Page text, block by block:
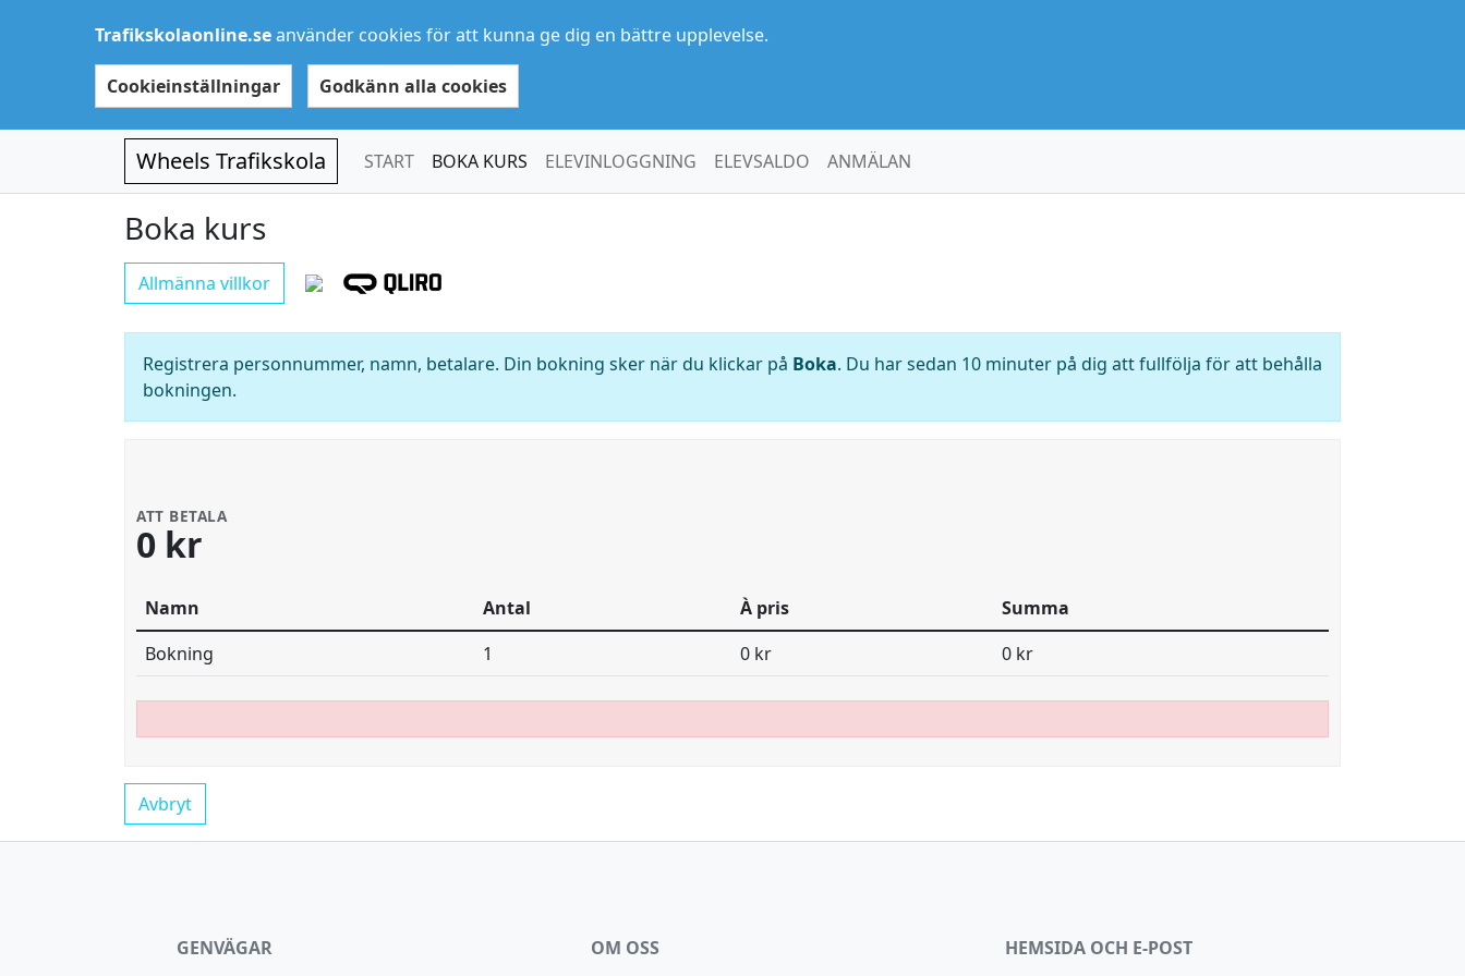
Trafikskolaonline.seanvänder cookies för att kunna ge dig en bättre upplevelse.
Cookieinställningar Godkänn alla cookies
Wheels Trafikskola START BOKA KURS ELEVINLOGGNING ELEVSALDO ANMÄLAN
Boka kurs
Allmänna villkor
Registrera personnummer, namn, betalare. Din bokning sker när du klickar på Boka. Du har sedan 10 minuter på dig att fullfölja för att behålla
bokningen.
ATT BETALA
0 kr
Namn Antal À pris
Summa
Bokning
1 0 kr 0 kr
Avbryt
GENVÄGAR OM OSS HEMSIDA OCH E-POST